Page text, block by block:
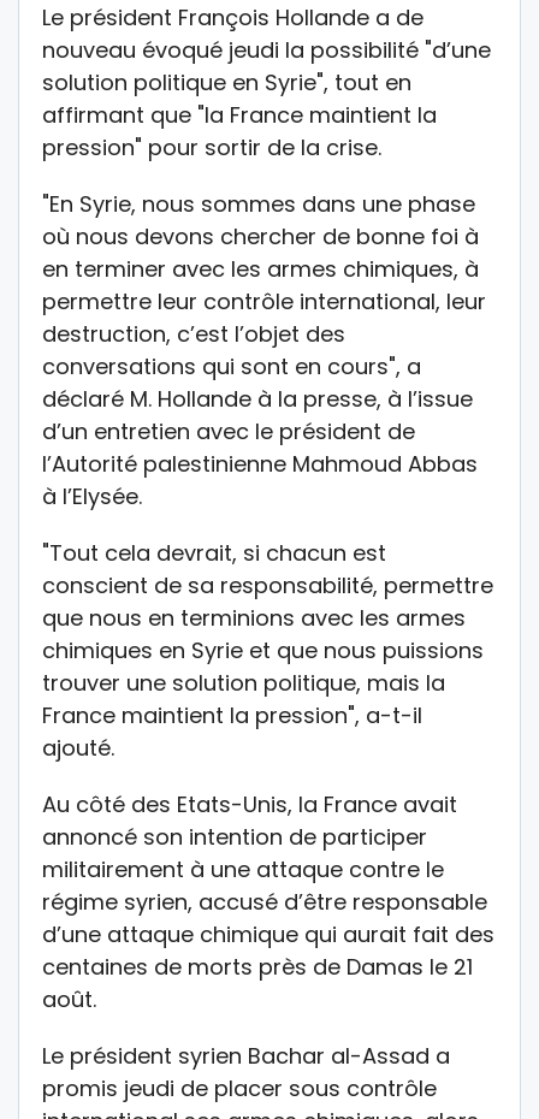
Le président François Hollande a de
nouveau évoqué jeudi la possibilité "d’une
solution politique en Syrie", tout en
affirmant que "la France maintient la
pression" pour sortir de la crise.
"En Syrie, nous sommes dans une phase
où nous devons chercher de bonne foi à
en terminer avec les armes chimiques, à
permettre leur contrôle international, leur
destruction, c’est l’objet des
conversations qui sont en cours", a
déclaré M. Hollande à la presse, à l’issue
d’un entretien avec le président de
l’Autorité palestinienne Mahmoud Abbas
à l’Elysée.
"Tout cela devrait, si chacun est
conscient de sa responsabilité, permettre
que nous en terminions avec les armes
chimiques en Syrie et que nous puissions
trouver une solution politique, mais la
France maintient la pression", a-t-il
ajouté.
Au côté des Etats-Unis, la France avait
annoncé son intention de participer
militairement à une attaque contre le
régime syrien, accusé d’être responsable
d’une attaque chimique qui aurait fait des
centaines de morts près de Damas le 21
août.
Le président syrien Bachar al-Assad a
promis jeudi de placer sous contrôle